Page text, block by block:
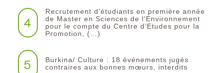
4
Recrutement d’étudiants en première année
de Master en Sciences de l’Environnement
pour le compte du Centre d’Etudes pour la
Promotion, (…)
5
Burkina/ Culture : 18 événements jugés
contraires aux bonnes mœurs, interdits